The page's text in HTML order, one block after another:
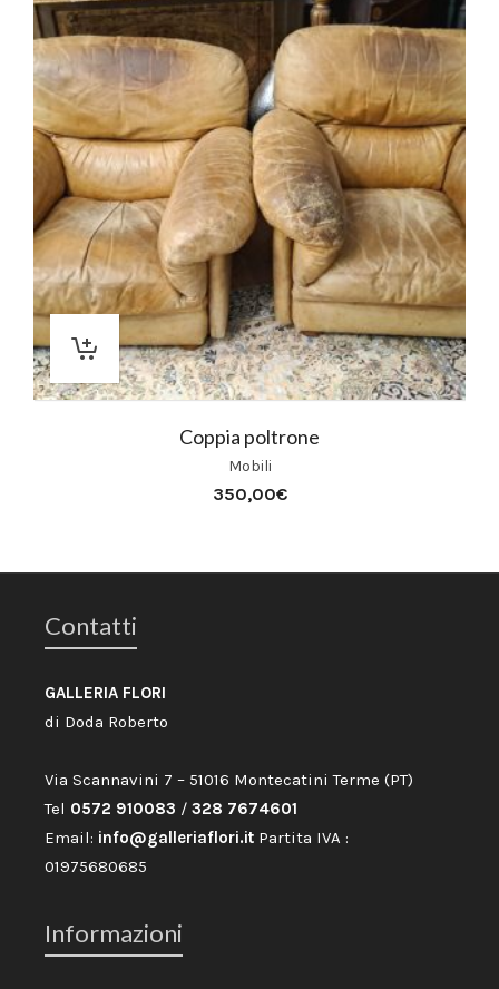
Coppia poltrone
Mobili
350,00€
Contatti
GALLERIA FLORI
di Doda Roberto
Via Scannavini 7 – 51016 Montecatini Terme (PT)
Tel 0572 910083 / 328 7674601
Email: info@galleriaflori.it Partita IVA :
01975680685
Informazioni